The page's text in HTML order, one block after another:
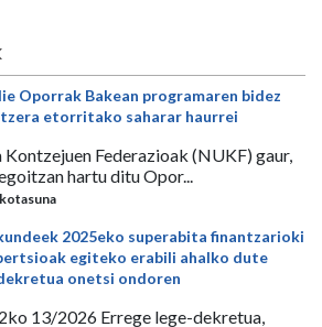
Oporrak Bakean programaren bidez
etorritako saharar haurrei
Federazioak (NUKF) gaur,
hartu ditu Opor...
2025eko superabita finantzarioki
egiteko erabili ahalko dute
onetsi ondoren
13/2026 Errege lege-dekretua,